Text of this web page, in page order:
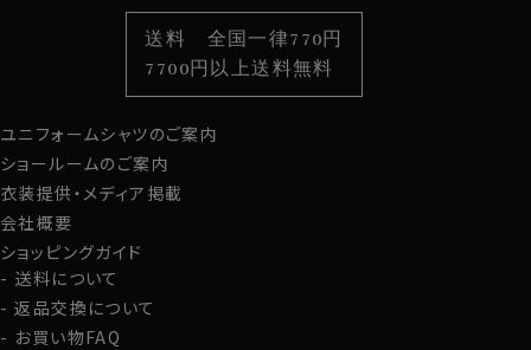
色から選ぶ
柄から選ぶ
スタイルから選ぶ
カジュアルシャツ
定番シャツ
サスペンダー
財布・名刺入れ
バッグ
ストール・マフラー
グローブ
ユニフォームシャツのご案内
ショールームのご案内
衣装提供・メディア掲載
会社概要
ショッピングガイド
送料について
返品交換について
お買い物FAQ
送料 全国一律770円
7700円以上送料無料